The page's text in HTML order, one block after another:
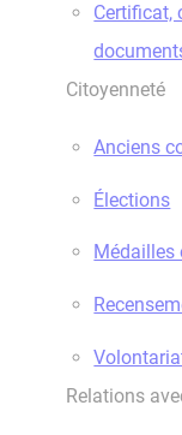
Certificat,
Citoyenneté
Anciens
Élections
Médailles
Relations